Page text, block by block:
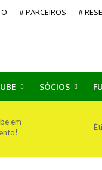
# PARCEIROS #
SÓCIOS
em